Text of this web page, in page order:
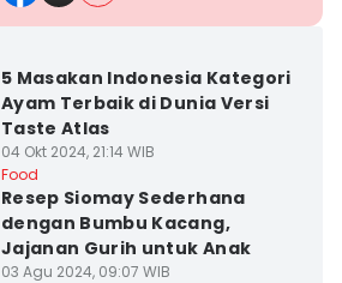
5 Masakan Indonesia Kategori
Ayam Terbaik di Dunia Versi
Taste Atlas
04 Okt 2024, 21:14 WIB
Food
Resep Siomay Sederhana
dengan Bumbu Kacang,
Jajanan Gurih untuk Anak
03 Agu 2024, 09:07 WIB